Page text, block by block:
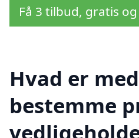
Få 3 tilbud, gratis
Hvad er
bestemme